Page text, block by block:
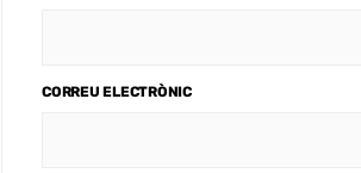
CORREU ELECTRÒNIC